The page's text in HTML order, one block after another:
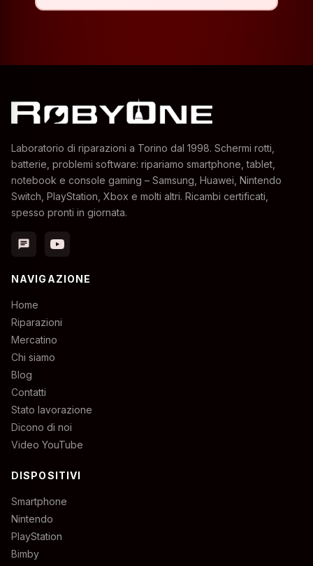
Laboratorio di riparazioni a Torino dal 1998. Schermi rotti,
batterie, problemi software: ripariamo smartphone, tablet,
notebook e console gaming – Samsung, Huawei, Nintendo
Switch, PlayStation, Xbox e molti altri. Ricambi certificati,
spesso pronti in giornata.
chat
NAVIGAZIONE
Home
Riparazioni
Mercatino
Chi siamo
Blog
Contatti
Stato lavorazione
Dicono di noi
Video YouTube
DISPOSITIVI
Smartphone
Nintendo
PlayStation
Bimby